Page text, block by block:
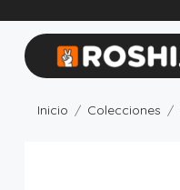
Inicio Colecciones